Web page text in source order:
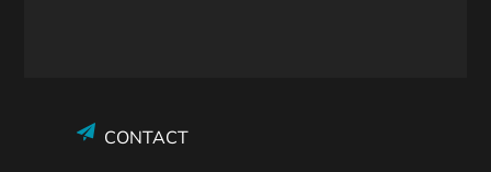
CONTACT